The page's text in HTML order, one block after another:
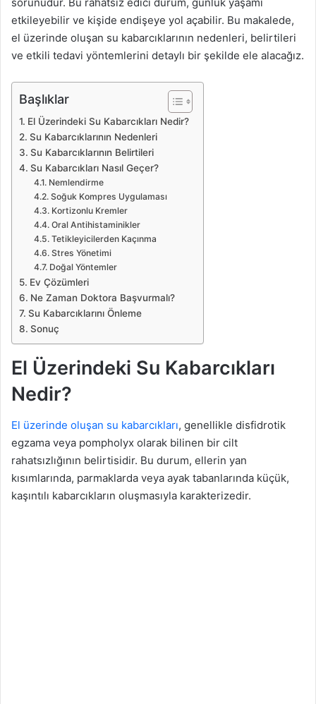
e
k
etkileyebilir ve kişide endişeye yol açabilir. Bu makalede,
el üzerinde oluşan su kabarcıklarının nedenleri, belirtileri
ve etkili tedavi yöntemlerini detaylı bir şekilde ele alacağız.
Başlıklar
El Üzerindeki Su Kabarcıkları Nedir?
Su Kabarcıklarının Nedenleri
Su Kabarcıklarının Belirtileri
Su Kabarcıkları Nasıl Geçer?
Nemlendirme
Soğuk Kompres Uygulaması
Kortizonlu Kremler
Oral Antihistaminikler
Tetikleyicilerden Kaçınma
Stres Yönetimi
Doğal Yöntemler
Ev Çözümleri
Ne Zaman Doktora Başvurmalı?
Su Kabarcıklarını Önleme
Sonuç
El Üzerindeki Su Kabarcıkları
Nedir?
El üzerinde oluşan su kabarcıkları, genellikle disfidrotik
egzama veya pompholyx olarak bilinen bir cilt
rahatsızlığının belirtisidir. Bu durum, ellerin yan
kısımlarında, parmaklarda veya ayak tabanlarında küçük,
kaşıntılı kabarcıkların oluşmasıyla karakterizedir.